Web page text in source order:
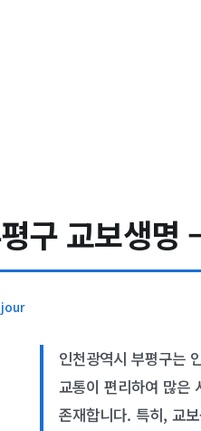
구 교보생
인천광역시 부평구는
교통이 편리하여 많은
존재합니다. 특히, 교